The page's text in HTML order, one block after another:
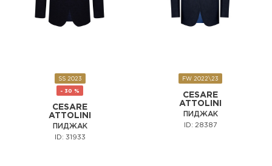
SS 2023
- 30 %
CESARE
ATTOLINI
ПИДЖАК
ID: 31933
FW 2022\23
CESARE
ATTOLINI
ПИДЖАК
ID: 28387